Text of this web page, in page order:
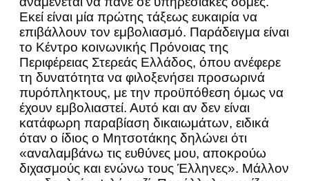
Εκεί είναι μία πρώτης τάξεως ευκαιρία να
επιβάλλουν τον εμβολιασμό. Παράδειγμα είναι
το Κέντρο κοινωνικής Πρόνοιας της
Περιφέρειας Στερεάς Ελλάδος, όπου ανέφερε
τη δυνατότητα να φιλοξενήσει προσωρινά
πυρόπληκτους, με την προϋπόθεση όμως να
έχουν εμβολιαστεί. Αυτό και αν δεν είναι
κατάφωρη παραβίαση δικαιωμάτων, ειδικά
όταν ο ίδιος ο Μητσοτάκης δηλώνει ότι
«αναλαμβάνω τις ευθύνες μου, αποκρούω
διχασμούς και ενώνω τους Έλληνες». Μάλλον